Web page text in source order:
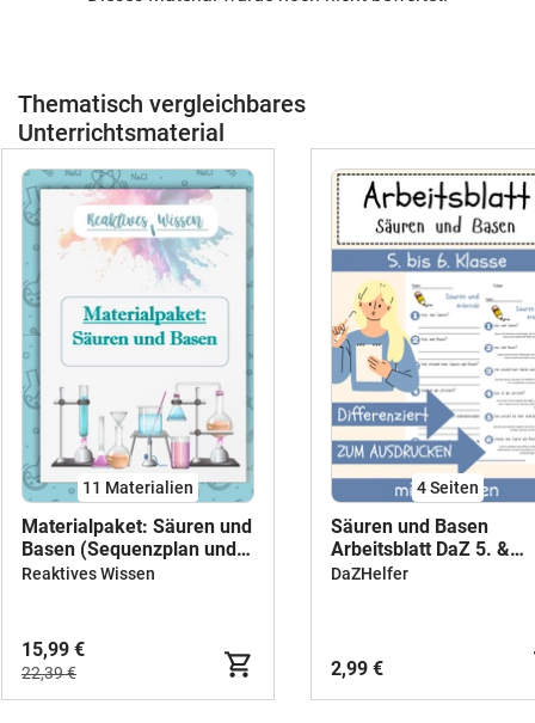
Thematisch vergleichbares
Unterrichtsmaterial
11 Materialien
Materialpaket: Säuren und
Basen (Sequenzplan und
Materialien) - Sek II Abitur
Reaktives Wissen
15,99 €
22,39 €
4Seiten
Säuren und Basen
Arbeitsblatt DaZ 5. &
6.Klasse pH-Wert
DaZHelfer
2,99 €